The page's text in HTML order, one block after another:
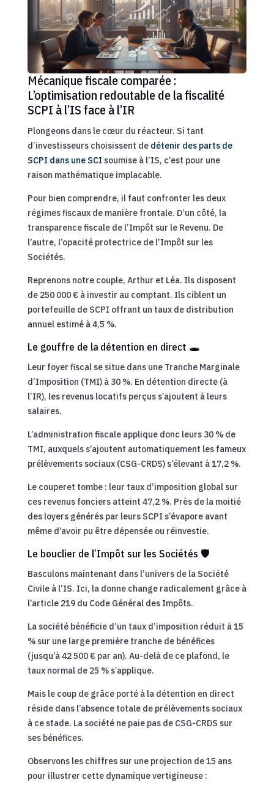
Mécanique fiscale comparée :
L’optimisation redoutable de la fiscalité
SCPI à l’IS face à l’IR
Plongeons dans le cœur du réacteur. Si tant
d’investisseurs choisissent de détenir des parts de
SCPI dans une SCI soumise à l’IS, c’est pour une
raison mathématique implacable.
Pour bien comprendre, il faut confronter les deux
régimes fiscaux de manière frontale. D’un côté, la
transparence fiscale de l’Impôt sur le Revenu. De
l’autre, l’opacité protectrice de l’Impôt sur les
Sociétés.
Reprenons notre couple, Arthur et Léa. Ils disposent
de 250 000 € à investir au comptant. Ils ciblent un
portefeuille de SCPI offrant un taux de distribution
annuel estimé à 4,5 %.
Le gouffre de la détention en direct 🕳️
Leur foyer fiscal se situe dans une Tranche Marginale
d’Imposition (TMI) à 30 %. En détention directe (à
l’IR), les revenus locatifs perçus s’ajoutent à leurs
salaires.
L’administration fiscale applique donc leurs 30 % de
TMI, auxquels s’ajoutent automatiquement les fameux
prélèvements sociaux (CSG-CRDS) s’élevant à 17,2 %.
Le couperet tombe : leur taux d’imposition global sur
ces revenus fonciers atteint 47,2 %. Près de la moitié
des loyers générés par leurs SCPI s’évapore avant
même d’avoir pu être dépensée ou réinvestie.
Le bouclier de l’Impôt sur les Sociétés 🛡️
Basculons maintenant dans l’univers de la Société
Civile à l’IS. Ici, la donne change radicalement grâce à
l’article 219 du Code Général des Impôts.
La société bénéficie d’un taux d’imposition réduit à 15
% sur une large première tranche de bénéfices
(jusqu’à 42 500 € par an). Au-delà de ce plafond, le
taux normal de 25 % s’applique.
Mais le coup de grâce porté à la détention en direct
réside dans l’absence totale de prélèvements sociaux
à ce stade. La société ne paie pas de CSG-CRDS sur
ses bénéfices.
Observons les chiffres sur une projection de 15 ans
pour illustrer cette dynamique vertigineuse :